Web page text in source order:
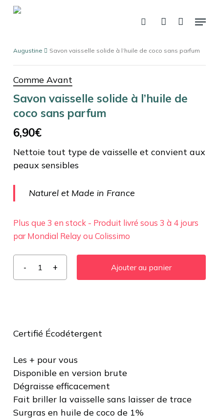
Skip
rechercheaccountMenu
Augustine Savon vaisselle solide à l’huile de coco sans parfum
Comme Avant
Savon vaisselle solide à l’huile de
coco sans parfum
6,90€
Nettoie tout type de vaisselle et convient aux
peaux sensibles
Naturel et Made in France
Plus que 3 en stock - Produit livré sous 3 à 4 jours
par Mondial Relay ou Colissimo
Ajouter au panier
Certifié Écodétergent
Les + pour vous
Disponible en version brute
Dégraisse efficacement
Fait briller la vaisselle sans laisser de trace
Surgras en huile de coco de 1%